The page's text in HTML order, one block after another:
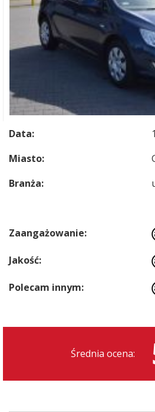
Data:
Miasto:
Branża:
Zaangażowanie:
Jakość:
Polecam innym:
Średnia ocena: